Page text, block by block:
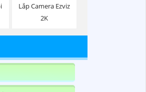
Lắp Camera Ezviz
2K